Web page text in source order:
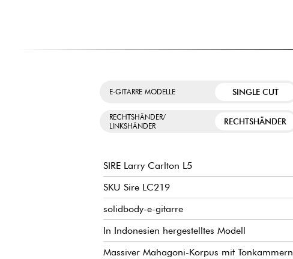
E-GITARRE MODELLE SINGLE CUT
RECHTSHÄNDER/
LINKSHÄNDER
RECHTSHÄNDER
SIRE Larry Carlton L5
SKU Sire LC219
solidbody-e-gitarre
In Indonesien hergestelltes Modell
Massiver Mahagoni-Korpus mit Tonkammern